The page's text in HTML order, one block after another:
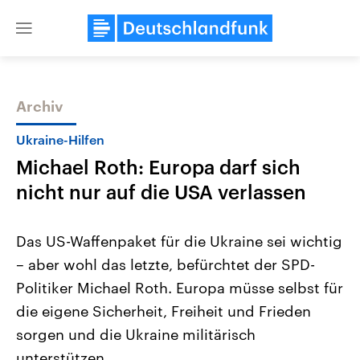
Close
Themen
Landtagswahl Sachsen-Anhalt
2026
Alle Informationen
Sachsen-Anhalt wählt am 6.
September 2026 einen neuen
Landtag. Seit 2021 wird das
Bundesland von einer Koalition aus
Aktuelle Beiträge,
Hintergründe
Wirtschaftlich und
gehören die Vereinigten
den mächtigsten Ländern
Archiv
Ukraine-Hilfen
Michael Roth: Europa darf sich
nicht nur auf die USA verlassen
Das US-Waffenpaket für die Ukraine sei wichtig
– aber wohl das letzte, befürchtet der SPD-
Politiker Michael Roth. Europa müsse selbst für
die eigene Sicherheit, Freiheit und Frieden
sorgen und die Ukraine militärisch